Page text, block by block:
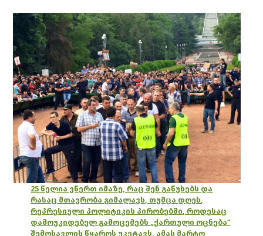
25 წელია ვწერთ იმაზე, რაც შენ გაწუხებს და
რასაც მთავრობა გიმალავს, თუმცა დღეს,
რეპრესიული პოლიტიკის პირობებში, როდესაც
დამოუკიდებელ გამოცემებს „ქართული ოცნება“
შემოსავლის წყაროს უკეტავს, ამას მარტო